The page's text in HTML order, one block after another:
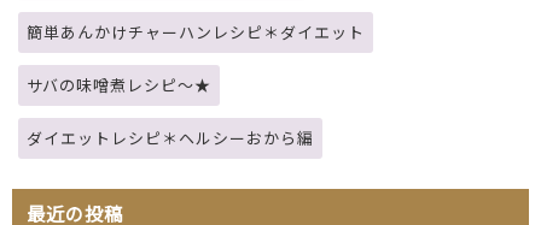
簡単あんかけチャーハンレシピ＊ダイエット
サバの味噌煮レシピ～★
ダイエットレシピ＊ヘルシーおから編
最近の投稿